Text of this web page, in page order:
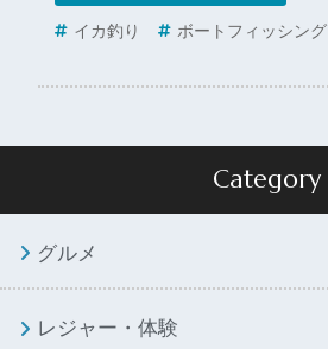
イカ釣り ボートフィッシング
Category
グルメ
レジャー・体験